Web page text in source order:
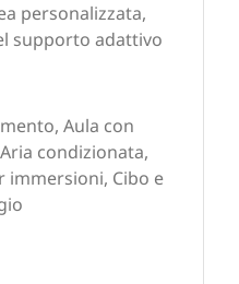
personalizzata,
supporto adattivo
Aula con
condizionata,
immersioni, Cibo e